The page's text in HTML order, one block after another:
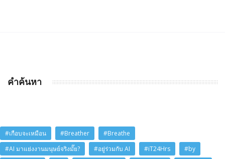
คำค้นหา
#เกือบจะเหมือน #Breather
#Breathe
#AI มาแย่งงานมนุษย์จริงมั๊ย?
#อยู่ร่วมกับ AI #iT24Hrs
#by